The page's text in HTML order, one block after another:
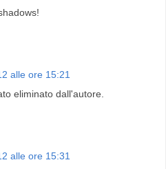
alle ore 15:21
eliminato dall'autore.
alle ore 15:31